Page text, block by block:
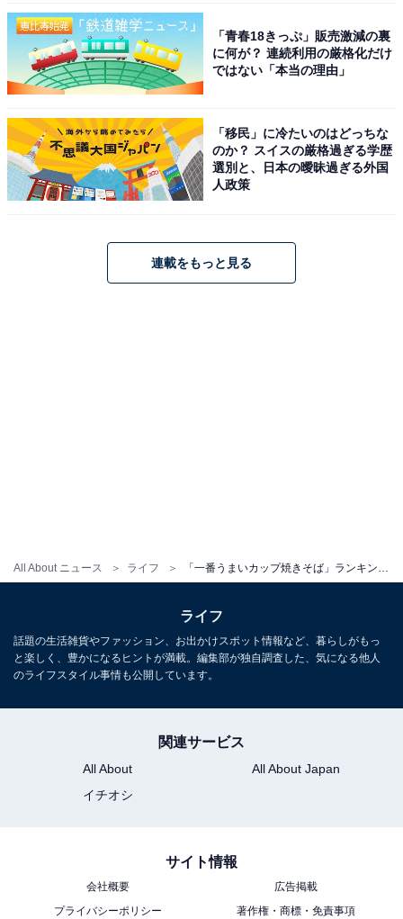
All About ニュース ライフ
「青春18きっぷ」販売激減の裏
に何が？ 連続利用の厳格化だけ
ではない「本当の理由」
「移民」に冷たいのはどっちな
のか？ スイスの厳格過ぎる学歴
選別と、日本の曖昧過ぎる外国
人政策
連載をもっと見る
ライフ
話題の生活雑貨やファッション、お出かけスポット情報など、暮らしがもっ
と楽しく、豊かになるヒントが満載。編集部が独自調査した、気になる他人
のライフスタイル事情も公開しています。
関連サービス
All About
All About Japan
イチオシ
サイト情報
会社概要
広告掲載
プライバシーポリシー
著作権・商標・免責事項